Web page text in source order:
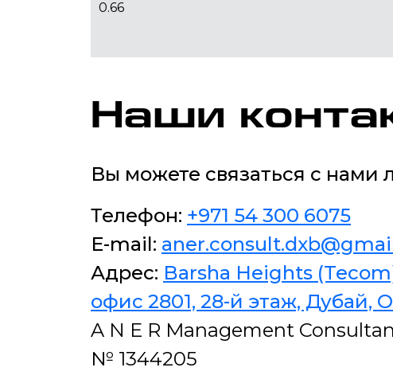
Наши
Вы можете связаться с
Телефон: +971 54 300 6075
E-mail:
Адрес: Barsha Heights
офис 2801, 28-й этаж, Дубай,
A N E R Management
№ 1344205